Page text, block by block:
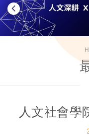
人文社會學